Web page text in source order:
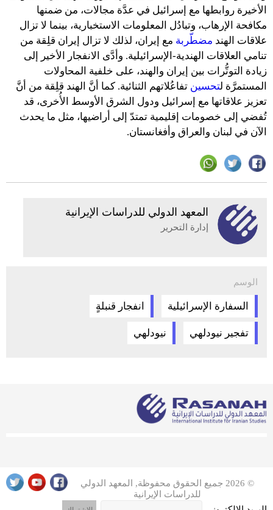
الأخيرة روابطها مع إسرائيل في عدَّة مجالات، من ضمنها
مكافحة الإرهاب، وتبادُل المعلومات الاستخبارية، بينما لا تزال
علاقات الهند مضطّربة مع إيران، لذلك لا تزال إيران قلِقة من
تنامي العلاقات الهندية-الإسرائيلية. وأدَّى الانفجار الأخير إلى
زيادة التوتُّرات بين إيران والهند، على خلفية المحاولات
المستمرَّة لتحسين تفاعُلاتهم الثنائية. كما أنَّ الهند قلِقة من أنَّ
تعزيز علاقاتها مع إسرائيل ودول الشرق الأوسط الأُخرى، قد
تُفضي إلى خصومات إقليمية تمتدّ إلى أراضيها، مثل ما يحدث
الآن في لبنان والعراق وأفغانستان.
المعهد الدولي للدراسات الإيرانية
إدارة التحرير
الوسم
السفارة الإسرائيلية انفجار قنبلةٍ
تفجير نيودلهي نيودلهي
© 2026 جميع الحقوق محفوظة, المعهد الدولي
للدراسات الإيرانية